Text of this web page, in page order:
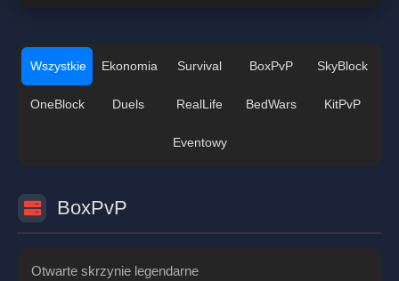
Wszystkie Ekonomia Survival BoxPvP SkyBlock
OneBlock Duels RealLife BedWars KitPvP
Eventowy
BoxPvP
Otwarte skrzynie legendarne